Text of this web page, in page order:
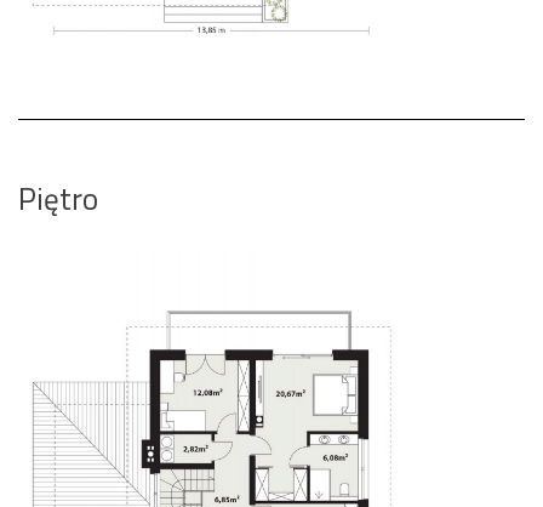
Piętro